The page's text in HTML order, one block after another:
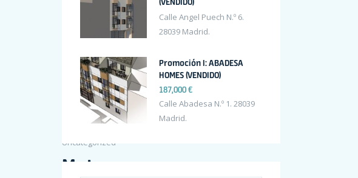
Categories
Construction
Marketing
Uncategorized
Meta
Calle Angel Puech N.º 6.
28039 Madrid.
Promoción I: ABADESA
HOMES (VENDIDO)
187,000 €
Calle Abadesa N.º 1. 28039
Madrid.